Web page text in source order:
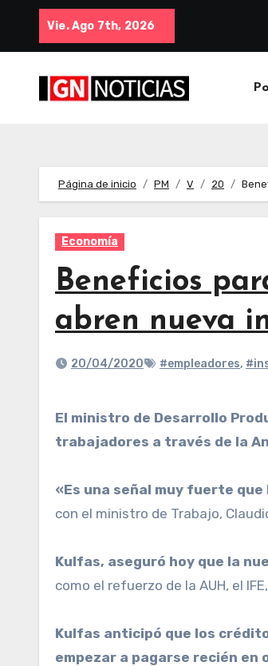
Vie. Ago 7th, 2026
Página de inicio PM V 20
Economía
Beneficios
abren nueva
20/04/2020 #empleadores,
El ministro de Desarrollo Productivo, Matías Kulfas, afirmó esta tarde que la decisión de abonar el 50% de los salarios de los
trabajadores a través de la
«Es una señal muy fuerte
con el ministro de Trabajo,
Kulfas, aseguró hoy que la
como el refuerzo de la AUH, el
Kulfas anticipó que los
empezar a pagarse recién en